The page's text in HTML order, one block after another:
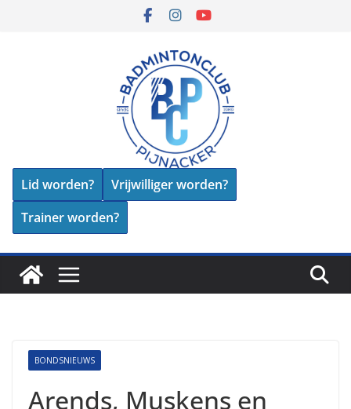
Lid worden?
Vrijwilliger worden?
Trainer worden?
BONDSNIEUWS
Arends, Muskens en